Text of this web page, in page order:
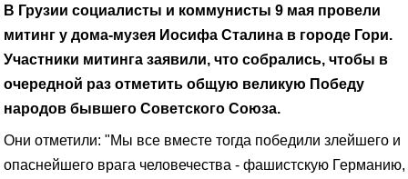
В Грузии социалисты и коммунисты 9 мая провели
митинг у дома-музея Иосифа Сталина в городе Гори.
Участники митинга заявили, что собрались, чтобы в
очередной раз отметить общую великую Победу
народов бывшего Советского Союза.
Они отметили: "Мы все вместе тогда победили злейшего и
опаснейшего врага человечества - фашистскую Германию,